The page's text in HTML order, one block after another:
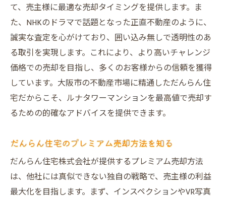
売却活動におけるプレミアムサービス
NHKドラマで話題の正直不動産を超えるだんら
ん住宅の挑戦価格
正直不動産とは？
挑戦価格で売却を実現する方法
だんらん住宅の価格設定の強み
物件情報の透明性がもたらす信頼
売主様に寄り添うサポート体制
インスペクションとVR写真で魅力を最大化する
売却方法
インスペクションの重要性とは？
て、売主様に最適な売却タイミングを提供します。ま
た、NHKのドラマで話題となった正直不動産のように、
誠実な査定を心がけており、囲い込み無しで透明性のあ
る取引を実現します。これにより、より高いチャレンジ
価格での売却を目指し、多くのお客様からの信頼を獲得
しています。大阪市の不動産市場に精通しただんらん住
宅だからこそ、ルナタワーマンションを最高値で売却す
るための的確なアドバイスを提供できます。
だんらん住宅のプレミアム売却方法を知る
だんらん住宅株式会社が提供するプレミアム売却方法
は、他社には真似できない独自の戦略で、売主様の利益
最大化を目指します。まず、インスペクションやVR写真